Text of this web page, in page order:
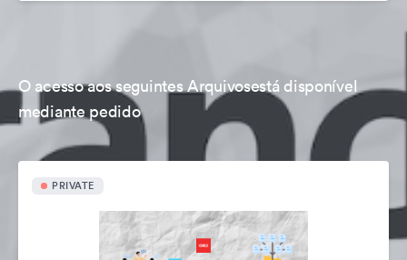
O acesso aos seguintes Arquivosestá disponível
mediante pedido
PRIVATE